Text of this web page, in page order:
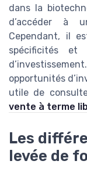
dans la
d’accéder à
Cependant, il
spécificités
opportunités
utile de
vente à terme
Les
levée de